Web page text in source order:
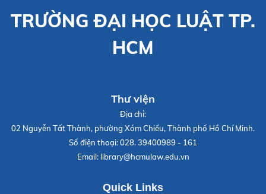
TRƯỜNG ĐẠI HỌC LUẬT TP.
HCM
Thư viện
Địa chỉ:
02 Nguyễn Tất Thành, phường Xóm Chiếu, Thành phố Hồ Chí Minh.
Số điện thoại:028. 39400989 - 161
Email: library@hcmulaw.edu.vn
Quick Links